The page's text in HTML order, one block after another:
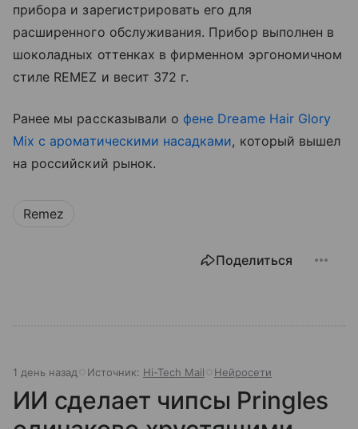
прибора и зарегистрировать его для
расширенного обслуживания. Прибор выполнен в
шоколадных оттенках в фирменном эргономичном
стиле REMEZ и весит 372 г.
Ранее мы рассказывали о фене Dreame Hair Glory
Mix с ароматическими насадками, который вышел
на российский рынок.
Remez
Поделиться
1 день назад Источник: Hi-Tech Mail Нейросети
ИИ сделает чипсы Pringles